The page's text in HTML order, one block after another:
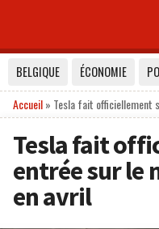
BELGIQUE ÉCONOMIE
Accueil» Tesla fait officiellement
Tesla fait
entrée sur le
en avril